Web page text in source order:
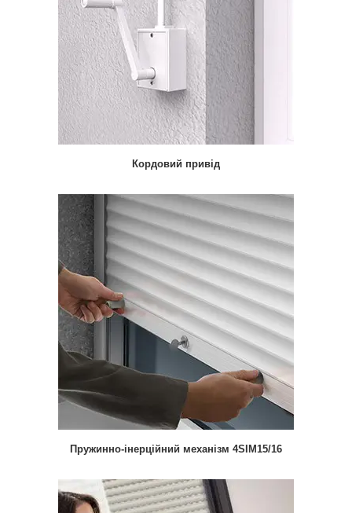
Кордовий привід
Пружинно-інерційний механізм 4SIM15/16